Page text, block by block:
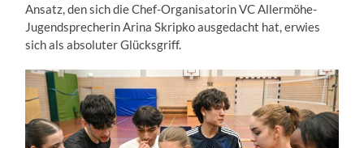
Ansatz, den sich die Chef-Organisatorin VC Allermöhe-
Jugendsprecherin Arina Skripko ausgedacht hat, erwies
sich als absoluter Glücksgriff.